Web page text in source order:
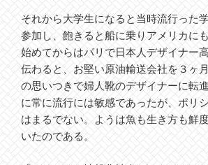
それから大学生になると当時流行った
参加し、飽きると船に乗りアメリカに
始めてからはパリで日本人デザイナー
伝わると、お堅い原油輸送会社を３ヶ
の思いつきで婦人靴のデザイナーに転
に常に流行には敏感であったが、ポリ
はまるでない。ようは魚も生き方も鮮
いたのである。